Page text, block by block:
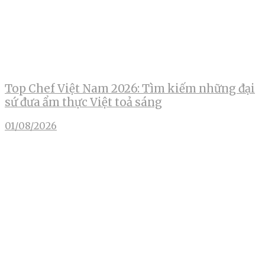
Top Chef Việt Nam 2026: Tìm kiếm những đại
sứ đưa ẩm thực Việt toả sáng
01/08/2026